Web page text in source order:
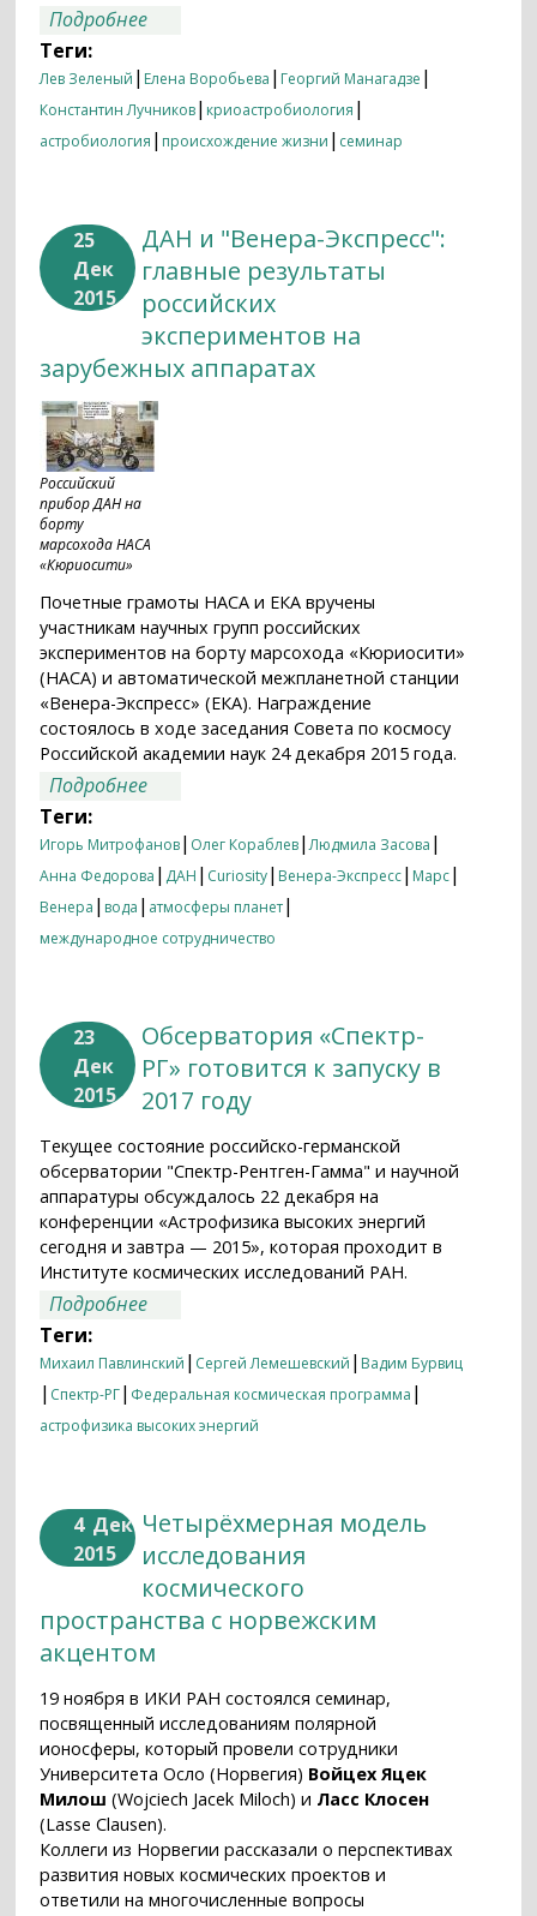
Подробнее
Теги:
Лев Зеленый | Елена Воробьева | Георгий Манагадзе |
Константин Лучников| криоастробиология |
астробиология | происхождение жизни | семинар
25
Дек
2015
ДАН и "Венера-Экспресс":
главные результаты
российских
экспериментов на
зарубежных аппаратах
Российский
прибор ДАН на
борту
марсохода НАСА
«Кюриосити»
Почетные грамоты НАСА и ЕКА вручены
участникам научных групп российских
экспериментов на борту марсохода «Кюриосити»
(НАСА) и автоматической межпланетной станции
«Венера-Экспресс» (ЕКА). Награждение
состоялось в ходе заседания Совета по космосу
Российской академии наук 24 декабря 2015 года.
Подробнее
на зарубежных аппаратах
Теги:
Игорь Митрофанов| Олег Кораблев|Людмила Засова |
Анна Федорова | ДАН | Curiosity| Венера-Экспресс| Марс|
Венера | вода | атмосферы планет|
международное сотрудничество
23
Дек
2015
Обсерватория «Спектр-
РГ» готовится к запуску в
2017 году
Текущее состояние российско-германской
обсерватории "Спектр-Рентген-Гамма" и научной
аппаратуры обсуждалось 22 декабря на
конференции «Астрофизика высоких энергий
сегодня и завтра — 2015», которая проходит в
Институте космических исследований РАН.
Подробнее
Теги:
Михаил Павлинский | Сергей Лемешевский | Вадим Бурвиц
| Спектр-РГ| Федеральная космическая программа |
астрофизика высоких энергий
4 Дек
2015
Четырёхмерная модель
исследования
космического
пространства с норвежским
акцентом
19 ноября в ИКИ РАН состоялся семинар,
посвященный исследованиям полярной
ионосферы, который провели сотрудники
Университета Осло (Норвегия) Войцех Яцек
Милош (Wojciech Jacek Miloch) и Ласс Клосен
(Lasse Clausen).
Коллеги из Норвегии рассказали о перспективах
развития новых космических проектов и
ответили на многочисленные вопросы